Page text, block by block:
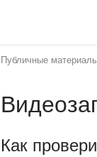
Публичные
Как